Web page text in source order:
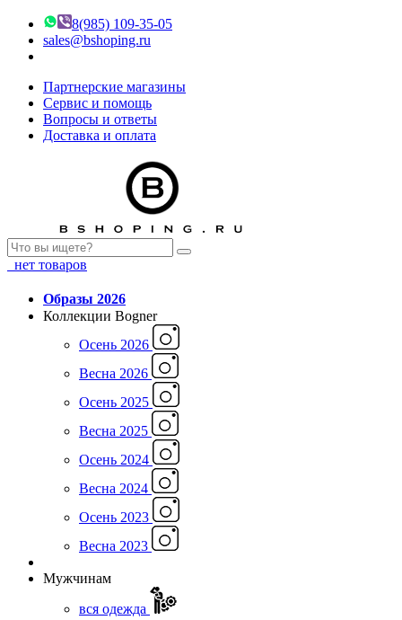
8(985) 109-35-05
sales@bshoping.ru
Партнерские магазины
Сервис и помощь
Вопросы и ответы
Доставка и оплата
нет товаров
Образы 2026
Коллекции Bogner
Осень 2026
Весна 2026
Осень 2025
Весна 2025
Осень 2024
Весна 2024
Осень 2023
Весна 2023
Мужчинам
вся одежда